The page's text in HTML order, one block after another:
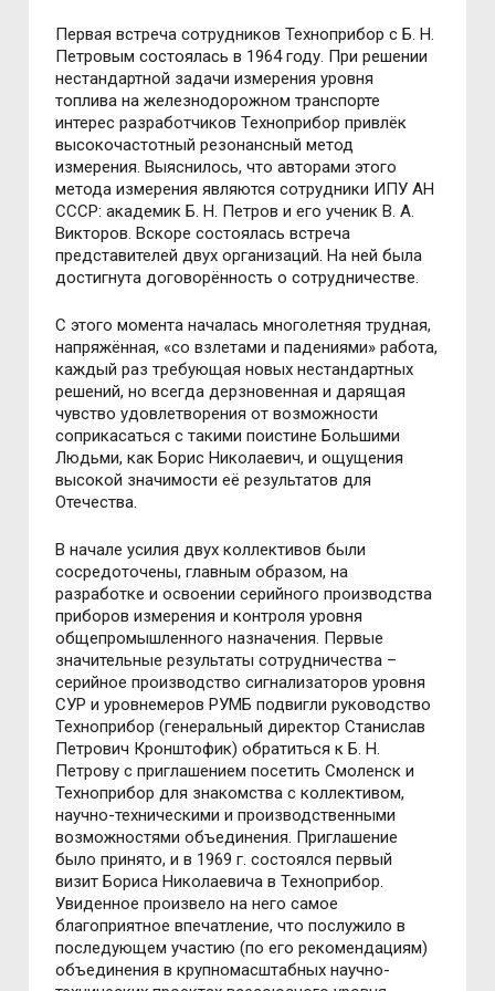
Первая встреча сотрудников Техноприбор с Б. Н.
Петровым состоялась в 1964 году. При решении
нестандартной задачи измерения уровня
топлива на железнодорожном транспорте
интерес разработчиков Техноприбор привлёк
высокочастотный резонансный метод
измерения. Выяснилось, что авторами этого
метода измерения являются сотрудники ИПУ АН
СССР: академик Б. Н. Петров и его ученик В. А.
Викторов. Вскоре состоялась встреча
представителей двух организаций. На ней была
достигнута договорённость о сотрудничестве.
С этого момента началась многолетняя трудная,
напряжённая, «со взлетами и падениями» работа,
каждый раз требующая новых нестандартных
решений, но всегда дерзновенная и дарящая
чувство удовлетворения от возможности
соприкасаться с такими поистине Большими
Людьми, как Борис Николаевич, и ощущения
высокой значимости её результатов для
Отечества.
В начале усилия двух коллективов были
сосредоточены, главным образом, на
разработке и освоении серийного производства
приборов измерения и контроля уровня
общепромышленного назначения. Первые
значительные результаты сотрудничества –
серийное производство сигнализаторов уровня
СУР и уровнемеров РУМБ подвигли руководство
Техноприбор (генеральный директор Станислав
Петрович Кронштофик) обратиться к Б. Н.
Петрову с приглашением посетить Смоленск и
Техноприбор для знакомства с коллективом,
научно-техническими и производственными
возможностями объединения. Приглашение
было принято, и в 1969 г. состоялся первый
визит Бориса Николаевича в Техноприбор.
Увиденное произвело на него самое
благоприятное впечатление, что послужило в
последующем участию (по его рекомендациям)
объединения в крупномасштабных научно-